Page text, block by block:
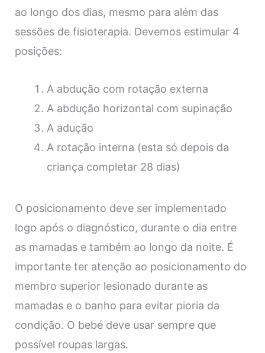
ao longo dos dias, mesmo para além das
sessões de fisioterapia. Devemos estimular 4
posições:
A abdução com rotação externa
A abdução horizontal com supinação
A adução
A rotação interna (esta só depois da
criança completar 28 dias)
O posicionamento deve ser implementado
logo após o diagnóstico, durante o dia entre
as mamadas e também ao longo da noite. É
importante ter atenção ao posicionamento do
membro superior lesionado durante as
mamadas e o banho para evitar pioria da
condição. O bebé deve usar sempre que
possível roupas largas.